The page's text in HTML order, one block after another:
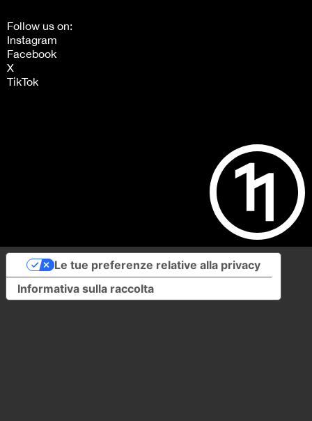
Follow us on:
Instagram
Facebook
X
TikTok
Informativa sulla raccolta
Le tue preferenze relative alla privacy